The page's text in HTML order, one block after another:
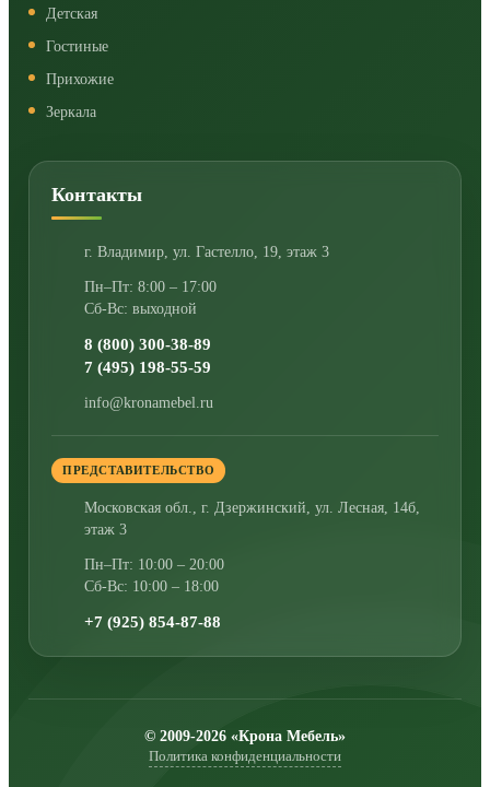
Детская
Гостиные
Прихожие
Зеркала
Контакты
г. Владимир, ул. Гастелло, 19, этаж 3
Пн–Пт: 8:00 – 17:00
Сб-Вс: выходной
8 (800) 300-38-89
7 (495) 198-55-59
info@kronamebel.ru
ПРЕДСТАВИТЕЛЬСТВО
Московская обл., г. Дзержинский, ул. Лесная, 14б,
этаж 3
Пн–Пт: 10:00 – 20:00
Сб-Вс: 10:00 – 18:00
+7 (925) 854-87-88
© 2009-2026 «Крона Мебель»
Политика конфиденциальности